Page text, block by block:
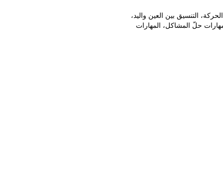
التنسيق بين العين واليد،
مهارات حلّ المشاكل، المهارات